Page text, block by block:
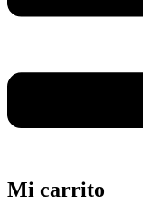
Mi carrito